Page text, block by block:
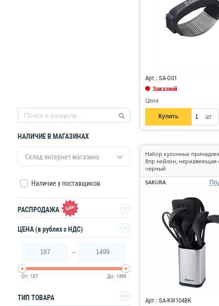
Арт.: SA-G01
Заказной
Цена
Купить шт
Набор кухонных
8пр нейлон, нержавеющая
черный
SAKURA
Арт.: SA-KW104BK
НАЛИЧИЕ В МАГАЗИНАХ
Склад интернет-магазина
Наличие у поставщиков
РАСПРОДАЖА
Да
ЦЕНА(в рублях с НДС)
187 1499
От: 187 До: 1499
ТИП ТОВАРА